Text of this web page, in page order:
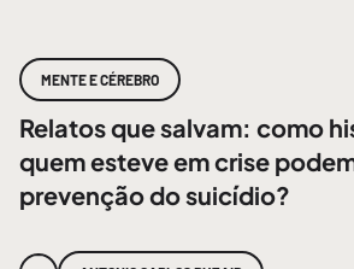
MENTE E CÉREBRO
Relatos que salvam: como
quem esteve em crise
prevenção do suicídio?